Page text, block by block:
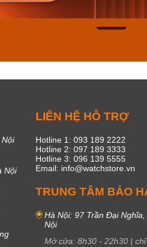
Nội
Nội
LIÊN HỆ HỖ TRỢ
Hotline 1: 093 189 2222
Hotline 2: 097 189 3333
Hotline 3: 096 139 5555
Email: info@watchstore.vn
TRUNG TÂM BẢO
Hà Nội: 97 Trần Đại Nghĩa,
Nội
Mở cửa: 8h30 - 22h30 |